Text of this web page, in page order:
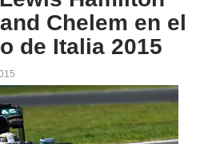
Chelem en el
de Italia 2015